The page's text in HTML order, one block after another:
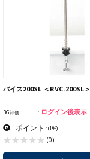
バイス200SL ＜RVC-200SL＞
BG卸価 ログイン後表示
ポイント :(1%)
(0)